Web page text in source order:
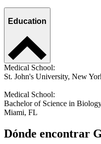
Education
Medical School:
St. John's University, New
Medical School:
Bachelor of Science in
Miami, FL
Dónde encontrar